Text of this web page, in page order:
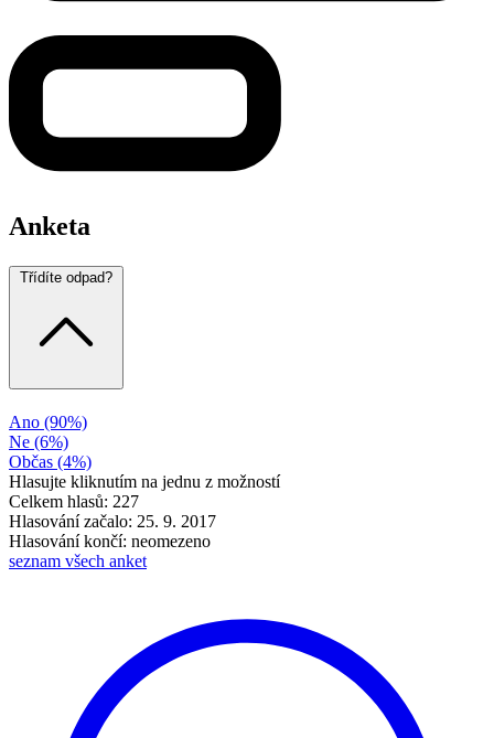
Anketa
Třídíte odpad?
Ano (90%)
Ne (6%)
Občas (4%)
Hlasujte kliknutím na jednu z možností
Celkem hlasů: 227
Hlasování začalo: 25. 9. 2017
Hlasování končí: neomezeno
seznam všech anket